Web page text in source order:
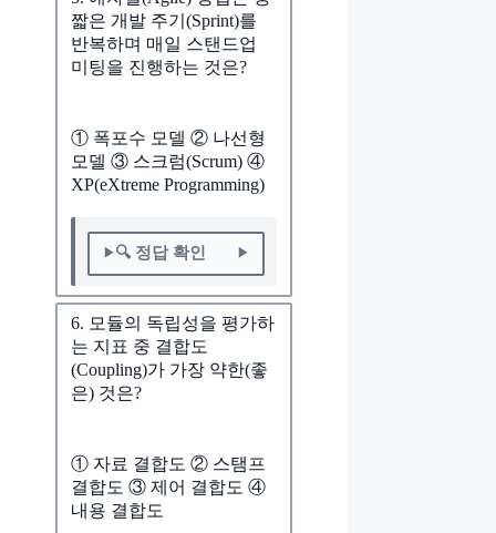
짧은 개발 주기(Sprint)를
반복하며 매일 스탠드업
미팅을 진행하는 것은?
① 폭포수 모델 ② 나선형
모델 ③ 스크럼(Scrum) ④
XP(eXtreme Programming)
🔍 정답 확인
6. 모듈의 독립성을 평가하
는 지표 중 결합도
(Coupling)가 가장 약한(좋
은) 것은?
① 자료 결합도 ② 스탬프
결합도 ③ 제어 결합도 ④
내용 결합도